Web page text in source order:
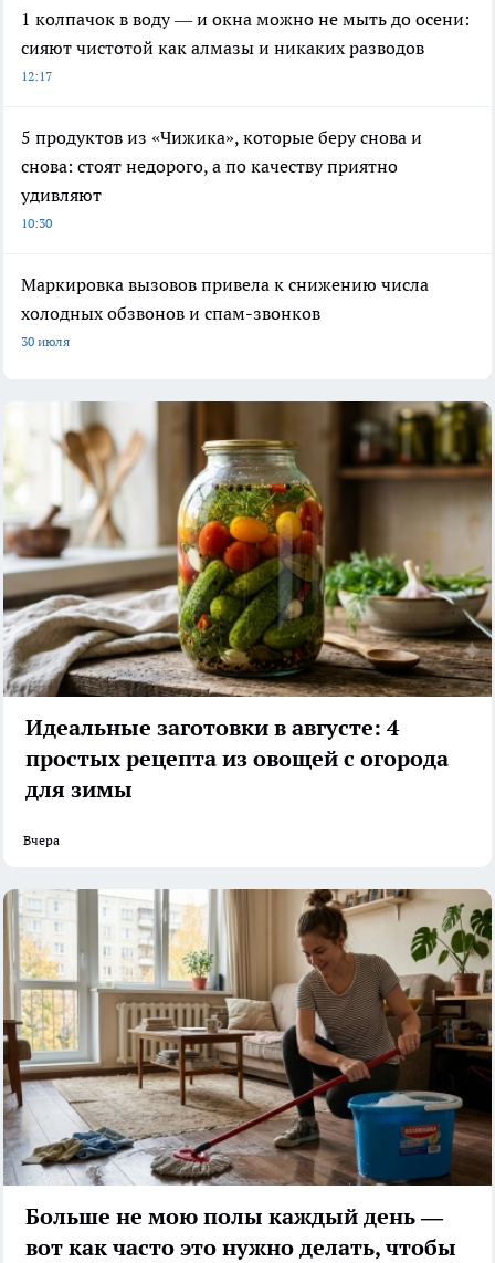
1 колпачок в воду — и окна можно не мыть до осени:
сияют чистотой как алмазы и никаких разводов
12:17
5 продуктов из «Чижика», которые беру снова и
снова: стоят недорого, а по качеству приятно
удивляют
10:30
Маркировка вызовов привела к снижению числа
холодных обзвонов и спам-звонков
30 июля
Идеальные заготовки в августе: 4
простых рецепта из овощей с огорода
для зимы
Вчера
Больше не мою полы каждый день —
вот как часто это нужно делать, чтобы